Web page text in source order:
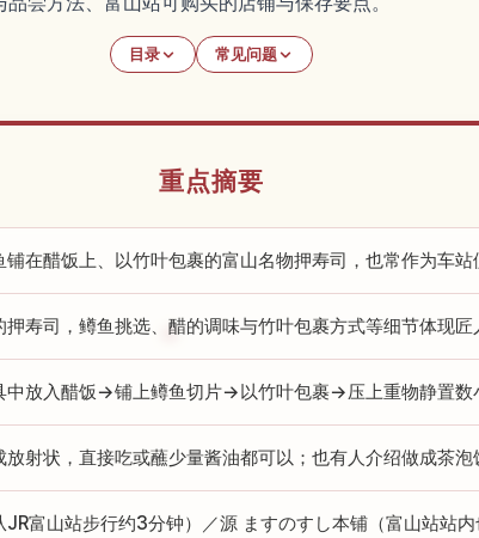
目录 常见问题
重点摘要
铺在醋饭上、以竹叶包裹的富山名物押寿司，也常作为车
押寿司，鳟鱼挑选、醋的调味与竹叶包裹方式等细节体现匠
中放入醋饭→铺上鳟鱼切片→以竹叶包裹→压上重物静置数
放射状，直接吃或蘸少量酱油都可以；也有人介绍做成茶泡
JR富山站步行约3分钟）／源 ますのすし本铺（富山站站